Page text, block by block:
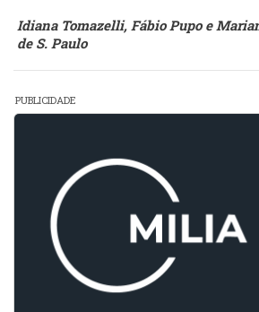
Idiana Tomazelli, Fábio Pupo e
de S. Paulo
PUBLICIDADE